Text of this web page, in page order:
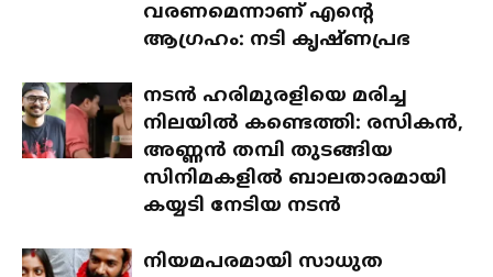
വരണമെന്നാണ് എന്റെ
ആഗ്രഹം: നടി കൃഷ്ണപ്രഭ
നടൻ ഹരിമുരളിയെ മരിച്ച
നിലയിൽ കണ്ടെത്തി: രസികൻ,
അണ്ണൻ തമ്പി തുടങ്ങിയ
സിനിമകളിൽ ബാലതാരമായി
കയ്യടി നേടിയ നടൻ
നിയമപരമായി സാധുത